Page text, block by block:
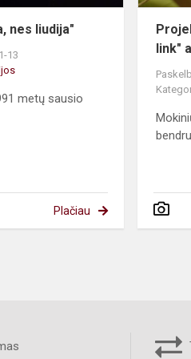
nes liudija"
13
metų sausio
Plačiau
link"